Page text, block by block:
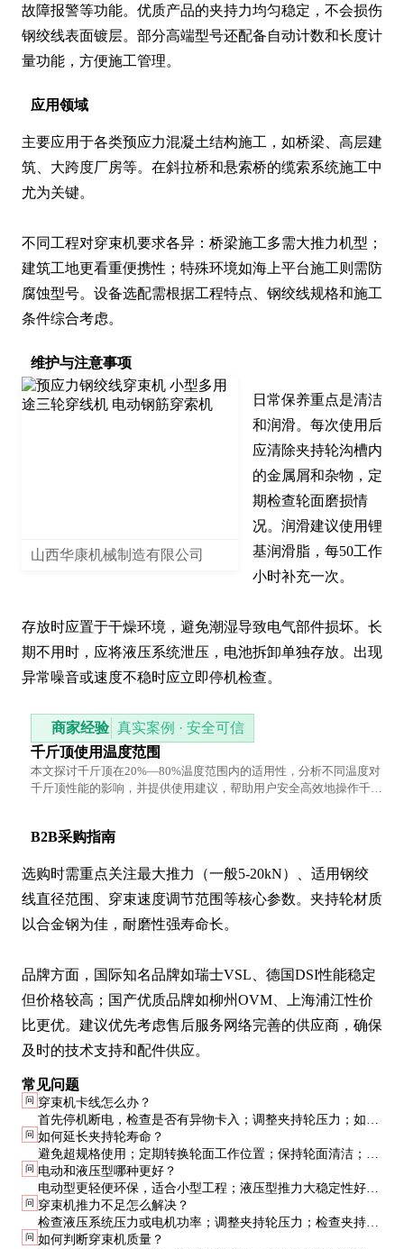
故障报警等功能。优质产品的夹持力均匀稳定，不会损伤
钢绞线表面镀层。部分高端型号还配备自动计数和长度计
量功能，方便施工管理。
应用领域
主要应用于各类预应力混凝土结构施工，如桥梁、高层建
筑、大跨度厂房等。在斜拉桥和悬索桥的缆索系统施工中
尤为关键。
不同工程对穿束机要求各异：桥梁施工多需大推力机型；
建筑工地更看重便携性；特殊环境如海上平台施工则需防
腐蚀型号。设备选配需根据工程特点、钢绞线规格和施工
条件综合考虑。
维护与注意事项
山西华康机械制造有限公司
日常保养重点是清洁
和润滑。每次使用后
应清除夹持轮沟槽内
的金属屑和杂物，定
期检查轮面磨损情
况。润滑建议使用锂
基润滑脂，每50工作
小时补充一次。
存放时应置于干燥环境，避免潮湿导致电气部件损坏。长
期不用时，应将液压系统泄压，电池拆卸单独存放。出现
异常噪音或速度不稳时应立即停机检查。
商家经验 真实案例 · 安全可信
千斤顶使用温度范围
本文探讨千斤顶在20%—80%温度范围内的适用性，分析不同温度对
千斤顶性能的影响，并提供使用建议，帮助用户安全高效地操作千斤
B2B采购指南
选购时需重点关注最大推力（一般5-20kN）、适用钢绞
线直径范围、穿束速度调节范围等核心参数。夹持轮材质
以合金钢为佳，耐磨性强寿命长。
品牌方面，国际知名品牌如瑞士VSL、德国DSI性能稳定
但价格较高；国产优质品牌如柳州OVM、上海浦江性价
比更优。建议优先考虑售后服务网络完善的供应商，确保
及时的技术支持和配件供应。
常见问题
问 穿束机卡线怎么办？
首先停机断电，检查是否有异物卡入；调整夹持轮压力；如钢
绞线变形应剪断重新穿。预防措施包括保持钢绞线顺直、定期
清洁夹持轮。
问 如何延长夹持轮寿命？
避免超规格使用；定期转换轮面工作位置；保持轮面清洁；发
现沟槽磨损超过1mm应及时更换。
问 电动和液压型哪种更好？
电动型更轻便环保，适合小型工程；液压型推力大稳定性好，
适合大直径钢绞线和长距离穿束。根据工程需求选择。
问 穿束机推力不足怎么解决？
检查液压系统压力或电机功率；调整夹持轮压力；检查夹持轮
磨损情况；必要时更换更大规格设备。
问 如何判断穿束机质量？